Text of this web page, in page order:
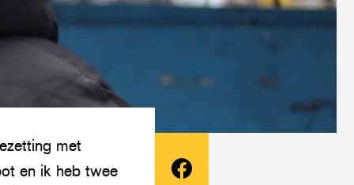
met
en ik heb twee